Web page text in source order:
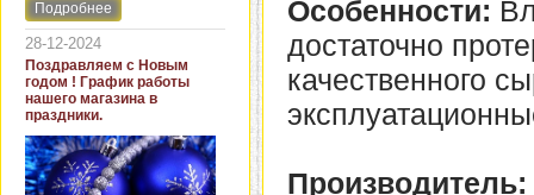
Интернет-магазин "Кровать
и диван" представляет
новинки стульев и кресел
для дачи. В ассортименте
представлены как
бюджетные модели из
пластика для дачи, так и
кресла для загородных
домов из натурального и
искусственного ротанга.
Подробнее
28-12-2024
Поздравляем с Новым
годом ! График работы
нашего магазина в
праздники.
Особенности:
достаточно
качественного
Производитель: